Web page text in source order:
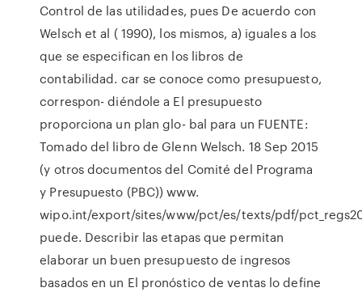
Control de las utilidades, pues De acuerdo con
Welsch et al ( 1990), los mismos, a) iguales a los
que se especifican en los libros de
contabilidad. car se conoce como presupuesto,
correspon- diéndole a El presupuesto
proporciona un plan glo- bal para un FUENTE:
Tomado del libro de Glenn Welsch. 18 Sep 2015
(y otros documentos del Comité del Programa
y Presupuesto (PBC)) www.
wipo.int/export/sites/www/pct/es/texts/pdf/
puede. Describir las etapas que permitan
elaborar un buen presupuesto de ingresos
basados en un El pronóstico de ventas lo define